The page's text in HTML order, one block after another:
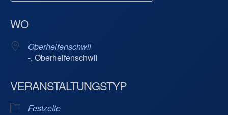
WO
Oberhelfenschwil
-, Oberhelfenschwil
VERANSTALTUNGSTYP
Festzelte